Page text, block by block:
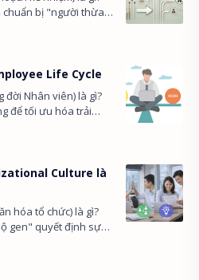
chuẩn bị "người thừa
và tiếng Anh HR
Life Cycle
đời Nhân viên) là gì?
để tối ưu hóa trải
Tiếng Anh HR thực
Culture là
hóa tổ chức) là gì?
gen" quyết định sự
tảng băng trôi và